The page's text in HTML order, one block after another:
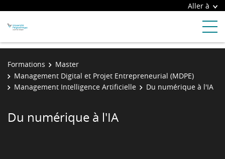
Aller à
Formations
Master
Management Digital et Projet Entrepreneurial (MDPE)
Management Intelligence Artificielle
Du numérique à l'IA
Du numérique à l'IA